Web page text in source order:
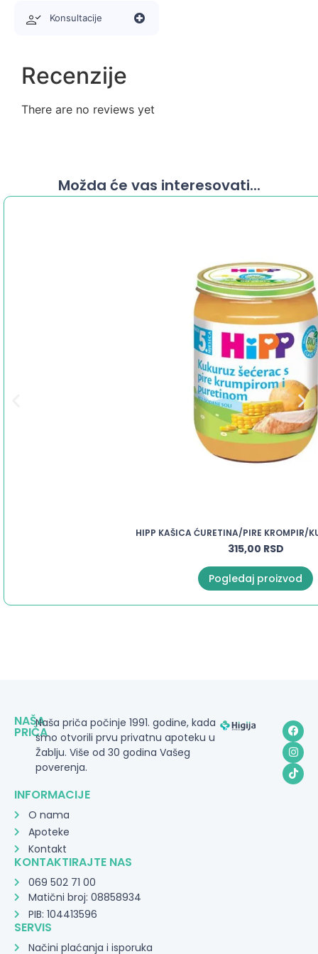
upotrebu i pružaju visok nivo udobnosti i efikasnosti.
Konsultacije
Recenzije
There are no reviews yet
Možda će vas interesovati...
HIPP KAŠICA ĆURETINA/PIRE KROMPIR/
315,00 RSD
Pogledaj proizvod
NAŠA
PRIČA
Naša priča počinje 1991. godine, kada
smo otvorili prvu privatnu apoteku u
Žablju. Više od 30 godina Vašeg
poverenja.
INFORMACIJE
O nama
Apoteke
Kontakt
KONTAKTIRAJTE NAS
069 502 71 00
Matični broj: 08858934
PIB: 104413596
SERVIS
Načini plaćanja i isporuka